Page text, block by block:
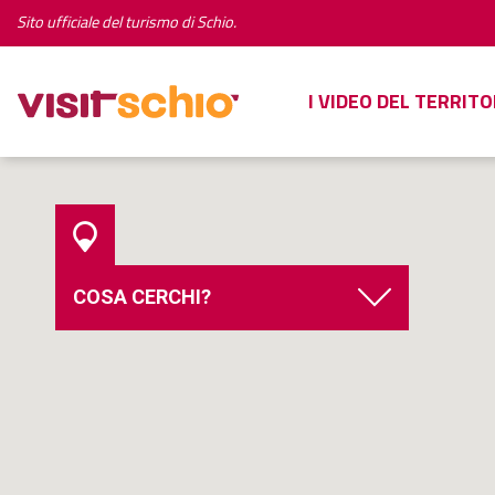
Sito ufficiale del turismo di Schio.
I VIDEO DEL
COSA CERCHI?